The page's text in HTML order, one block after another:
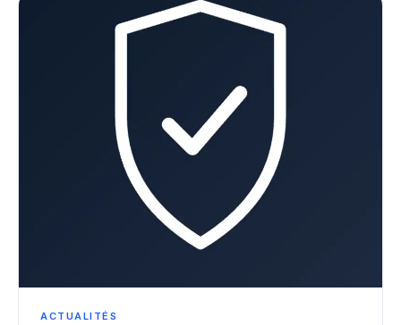
ACTUALITÉS